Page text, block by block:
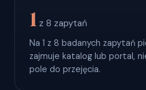
1 z 8 zapytań
Na 1 z 8 badanych zapytań
zajmuje katalog lub portal,
pole do przejęcia.